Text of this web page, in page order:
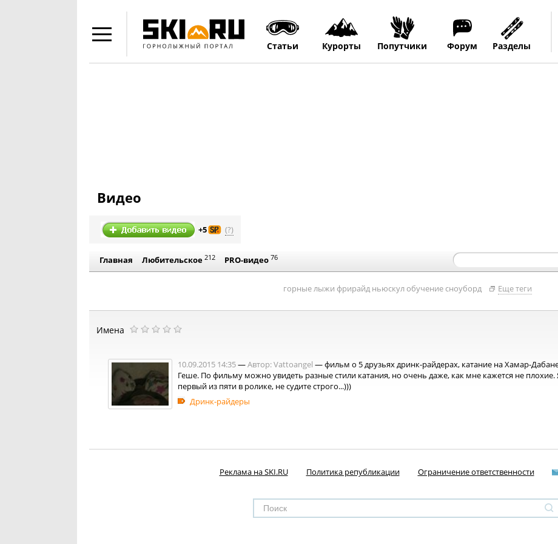
Статьи Курорты Попутчики Форум Разделы
Видео
+5 (?)
Главная Любительское 212 PRO-видео 76
горные лыжи фрирайд ньюскулобучениесноуборд Еще теги
Имена
10.09.2015 14:35—Автор:Vattoangel — фильм о 5 друзьях дринк-райдерах, катание на Хамар-
Геше. По фильму можно увидеть разные стили катания, но очень даже, как мне кажется не плохие.
первый из пяти в ролике, не судите строго...)))
Дринк-райдеры
Реклама на SKI.RU Политика републикации Ограничение ответственности